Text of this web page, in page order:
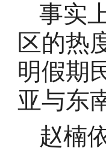
事实
区的热
明假期
亚与东
赵楠